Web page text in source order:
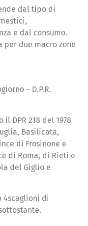
dal tipo di
,
e dal consumo.
per due macro zone
– D.P.R.
DPR 218 del 1978
Basilicata,
di Frosinone e
di Roma, di Rieti e
del Giglio e
4scaglioni di